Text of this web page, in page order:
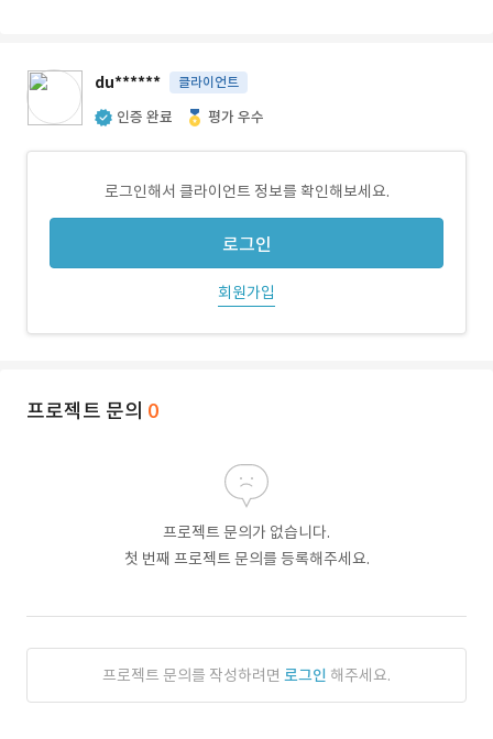
du****** 클라이언트
인증 완료 평가 우수
로그인해서 클라이언트 정보를 확인해보세요.
로그인
회원가입
프로젝트 문의 0
프로젝트 문의가 없습니다.
첫 번째 프로젝트 문의를 등록해주세요.
프로젝트 문의를 작성하려면 로그인 해주세요.